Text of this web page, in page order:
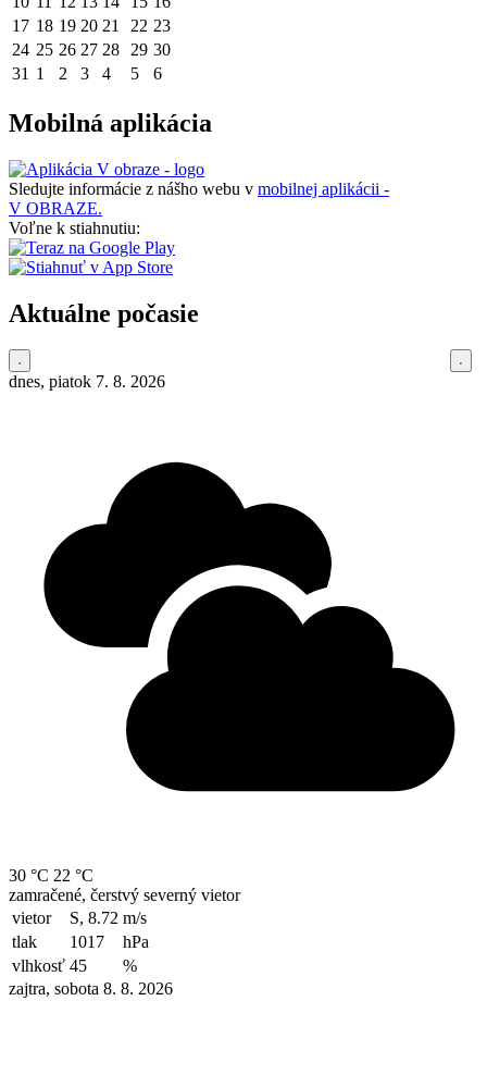
17 18 19 20 21 22 23
24 25 26 27 28 29 30
31 1 2 3 4 5 6
Mobilná aplikácia
Sledujte informácie z nášho webu v mobilnej aplikácii -
V OBRAZE.
Voľne k stiahnutiu:
Aktuálne počasie
dnes, piatok 7. 8. 2026
30 °C 22 °C
zamračené, čerstvý severný vietor
vietor
S, 8.72 m/s
tlak
1017
hPa
vlhkosť 45
%
zajtra, sobota 8. 8. 2026